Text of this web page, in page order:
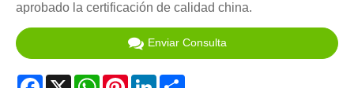
aprobado la certificación de calidad china.
Enviar Consulta
Facebook
X WhatsApp
PinterestLinkedIn